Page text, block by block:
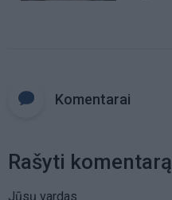
Komentarai
Rašyti komentarą
Jūsų vardas